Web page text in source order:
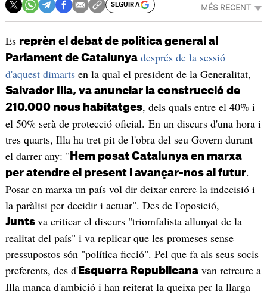
SEGUIR A MÉS RECENT
Es reprèn el debat de política general al
Parlament de Catalunya després de la sessió
d'aquest dimartsen la qual el president de la Generalitat,
Salvador Illa, va anunciar la construcció de
210.000 nous habitatges, dels quals entre el 40% i
el 50% serà de protecció oficial. En un discurs d'una hora i
tres quarts, Illa ha tret pit de l'obra del seu Govern durant
el darrer any: " Hem posat Catalunya en marxa
per atendre el present i avançar-nos al futur.
Posar en marxa un país vol dir deixar enrere la indecisió i
la paràlisi per decidir i actuar". Des de l'oposició,
Junts va criticar el discurs "triomfalista allunyat de la
realitat del país" i va replicar que les promeses sense
pressupostos són "política ficció". Pel que fa als seus socis
preferents, des d'Esquerra Republicanavan retreure a
Illa manca d'ambició i han reiterat la queixa per la llarga